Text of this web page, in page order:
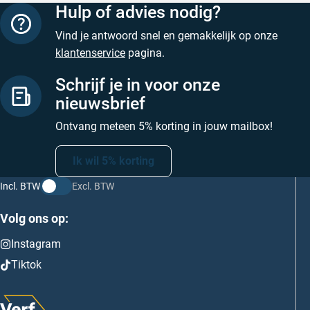
Hulp of advies nodig?
Vind je antwoord snel en gemakkelijk op onze
klantenservice pagina.
Schrijf je in voor onze
nieuwsbrief
Ontvang meteen 5% korting in jouw mailbox!
Ik wil 5% korting
Incl. BTW Excl. BTW
Volg ons op:
Instagram
Tiktok